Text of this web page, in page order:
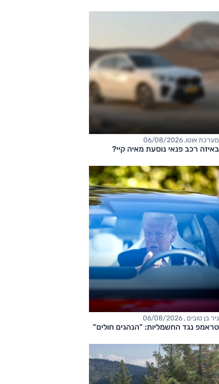
מערכת אוטו, 06/08/2026
באיזה רכב פנאי נוסעת מאיה קיי?
ניר בן טובים , 06/08/2026
טראמפ נגד החשמליות: "הנהגים חולים"